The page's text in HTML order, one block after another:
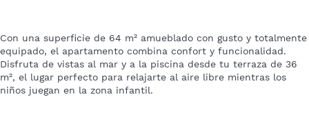
Con una superficie de 64 m² amueblado con gusto y totalmente
equipado, el apartamento combina confort y funcionalidad.
Disfruta de vistas al mar y a la piscina desde tu terraza de 36
m², el lugar perfecto para relajarte al aire libre mientras los
niños juegan en la zona infantil.